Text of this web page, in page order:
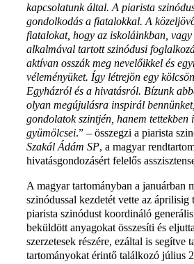
kapcsolatunk által. A piarista
gondolkodás a fiatalokkal. A
fiatalokat, hogy az iskoláinkban,
alkalmával tartott szinódusi
aktívan osszák meg nevelőikkel és
véleményüket. Így létrejön egy
Egyházról és a hivatásról. Bízunk
olyan megújulásra inspirál
gondolatok szintjén, hanem tettekben
gyümölcsei.” – összegzi a piarista
Szakál Ádám SP, a magyar
hivatásgondozásért felelős
A magyar tartományban a januárban
szinódussal kezdetét vette az
piarista szinódust koordináló
beküldött anyagokat összesíti és
szerzetesek részére, ezáltal is segítve
tartományokat érintő találkozó július